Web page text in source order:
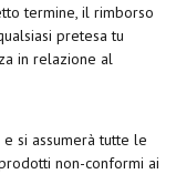
termine, il rimborso
pretesa tu
in relazione al
si assumerà tutte le
non-conformi ai